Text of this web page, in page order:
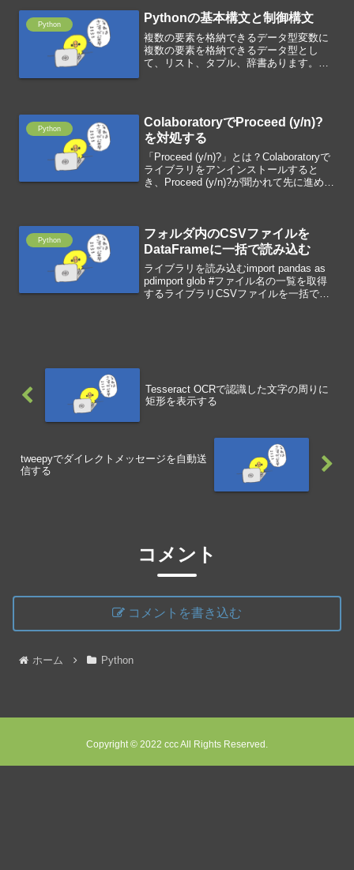
Python Pythonの基本構文と制御構文
複数の要素を格納できるデータ型変数に
複数の要素を格納できるデータ型とし
て、リスト、タプル、辞書あります。リ
Python
ColaboratoryでProceed (y/n)?
を対処する
「Proceed (y/n)?」とは？Colaboratoryで
ライブラリをアンインストールすると
き、Proceed (y/n)?が聞かれて先に進めま
Python
フォルダ内のCSVファイルを
DataFrameに一括で読み込む
ライブラリを読み込むimport pandas as
pdimport glob #ファイル名の一覧を取得
するライブラリCSVファイルを一括で読
Tesseract OCRで認識した文字の周りに
矩形を表示する
tweepyでダイレクトメッセージを自動送
信する
コメント
コメントを書き込む
ホーム Python
Copyright © 2022 ccc All Rights Reserved.